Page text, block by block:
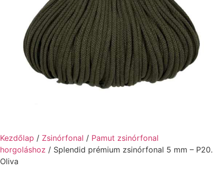
Kezdőlap / Zsinórfonal / Pamut zsinórfonal
horgoláshoz / Splendid prémium zsinórfonal 5 mm – P20.
Oliva